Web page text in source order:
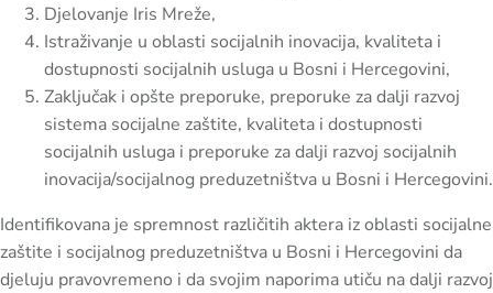
Djelovanje Iris Mreže,
Istraživanje u oblasti socijalnih inovacija, kvaliteta i
dostupnosti socijalnih usluga u Bosni i Hercegovini,
Zaključak i opšte preporuke, preporuke za dalji razvoj
sistema socijalne zaštite, kvaliteta i dostupnosti
socijalnih usluga i preporuke za dalji razvoj socijalnih
inovacija/socijalnog preduzetništva u Bosni i Hercegovini.
Identifikovana je spremnost različitih aktera iz oblasti socijalne
zaštite i socijalnog preduzetništva u Bosni i Hercegovini da
djeluju pravovremeno i da svojim naporima utiču na dalji razvoj